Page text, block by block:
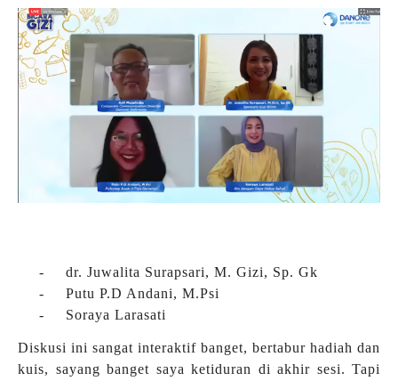
-
dr. Juwalita Surapsari, M. Gizi, Sp. Gk
-
Putu P.D Andani, M.Psi
-
Soraya Larasati
Diskusi ini sangat interaktif banget, bertabur hadiah dan
kuis, sayang banget saya ketiduran di akhir sesi. Tapi